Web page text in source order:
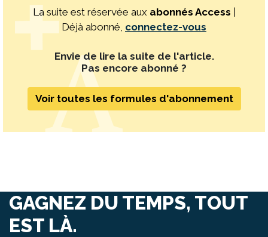
La suite est réservée aux abonnés Access |
Déjà abonné, connectez-vous
Envie de lire la suite de l'article.
Pas encore abonné ?
Voir toutes les formules d'abonnement
GAGNEZ DU TEMPS, TOUT
EST LÀ.